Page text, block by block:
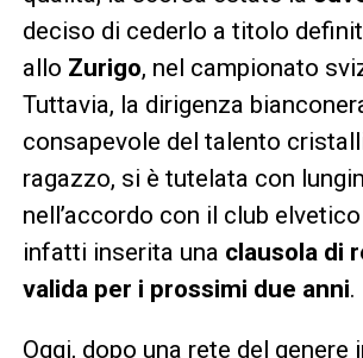
deciso di cederlo a titolo
allo Zurigo, nel campionato
Tuttavia, la dirigenza
consapevole del talento
ragazzo, si è tutelata con
nell’accordo con il club
infatti inserita una clausola di
valida per i prossimi due anni.
Oggi, dopo una rete del genere